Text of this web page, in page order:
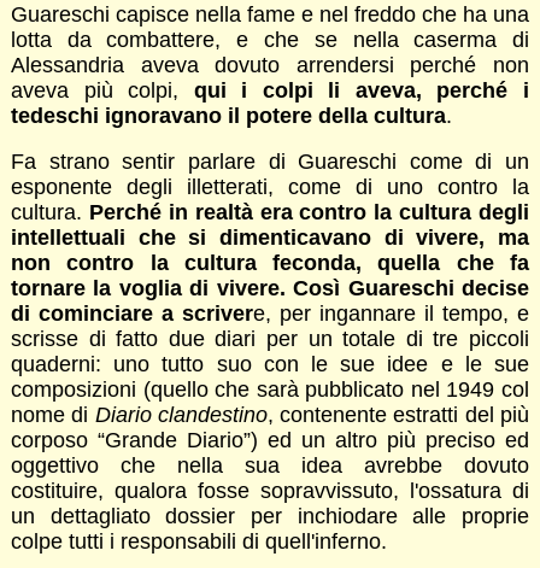
Guareschi capisce nella fame e nel freddo che ha una
lotta da combattere, e che se nella caserma di
Alessandria aveva dovuto arrendersi perché non
aveva più colpi, qui i colpi li aveva, perché i
tedeschi ignoravano il potere della cultura.
Fa strano sentir parlare di Guareschi come di un
esponente degli illetterati, come di uno contro la
cultura. Perché in realtà era contro la cultura degli
intellettuali che si dimenticavano di vivere, ma
non contro la cultura feconda, quella che fa
tornare la voglia di vivere. Così Guareschi decise
di cominciare a scrivere, per ingannare il tempo, e
scrisse di fatto due diari per un totale di tre piccoli
quaderni: uno tutto suo con le sue idee e le sue
composizioni (quello che sarà pubblicato nel 1949 col
nome di Diario clandestino, contenente estratti del più
corposo “Grande Diario”) ed un altro più preciso ed
oggettivo che nella sua idea avrebbe dovuto
costituire, qualora fosse sopravvissuto, l'ossatura di
un dettagliato dossier per inchiodare alle proprie
colpe tutti i responsabili di quell'inferno.